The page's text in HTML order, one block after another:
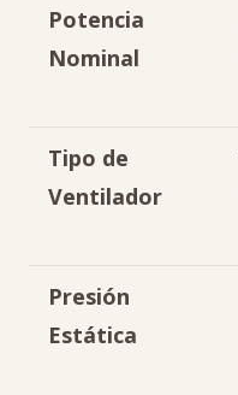
Potencia
Nominal
Tipo de
Ventilador
Presión
Estática